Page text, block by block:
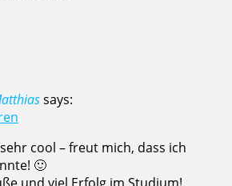
says:
cool – freut mich, dass ich
🙂